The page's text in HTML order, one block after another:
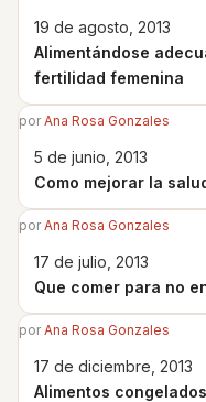
19 de agosto, 2013
Alimentándose
fertilidad femenina
por Ana Rosa Gonzales
5 de junio, 2013
Como mejorar la
por Ana Rosa Gonzales
17 de julio, 2013
Que comer para no
por Ana Rosa Gonzales
17 de diciembre, 2013
Alimentos